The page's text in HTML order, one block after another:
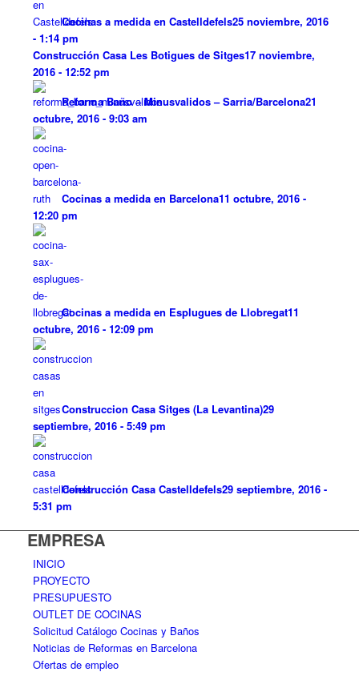
Cocinas a medida en Castelldefels25 noviembre, 2016
- 1:14 pm
Construcción Casa Les Botigues de Sitges17 noviembre,
2016 - 12:52 pm
Reforma Baño – Minusvalidos – Sarria/Barcelona21
octubre, 2016 - 9:03 am
Cocinas a medida en Barcelona11 octubre, 2016 -
12:20 pm
Cocinas a medida en Esplugues de Llobregat11
octubre, 2016 - 12:09 pm
Construccion Casa Sitges (La Levantina)29
septiembre, 2016 - 5:49 pm
Construcción Casa Castelldefels29 septiembre, 2016 -
5:31 pm
EMPRESA
INICIO
PROYECTO
PRESUPUESTO
OUTLET DE COCINAS
Solicitud Catálogo Cocinas y Baños
Noticias de Reformas en Barcelona
Ofertas de empleo